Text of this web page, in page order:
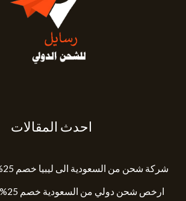
احدث المقالات
شركة شحن من السعودية الى ليبيا خصم 25% | 0536425690
ارخص شحن دولي من السعودية خصم 25% | 0536425690